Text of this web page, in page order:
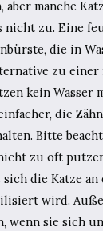
aber manche
nicht zu. Eine
die in
zu einer
kein Wasser
die
Bitte
zu oft
sich die Katze
wird.
wenn sie sich